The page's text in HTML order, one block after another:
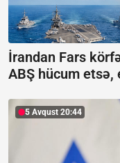
İrandan Fars
ABŞ hücum
5 Avqust 20:44